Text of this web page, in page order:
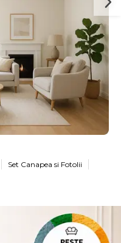
Set Canapea si Fotolii